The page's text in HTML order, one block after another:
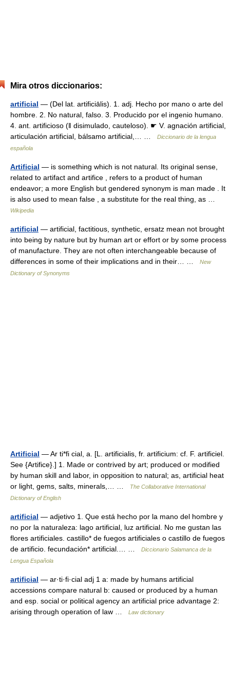
Mira otros diccionarios:
artificial — (Del lat. artificiālis). 1. adj. Hecho por mano o arte del
hombre. 2. No natural, falso. 3. Producido por el ingenio humano.
4. ant. artificioso (ǁ disimulado, cauteloso). ☛ V. agnación artificial,
articulación artificial, bálsamo artificial,… …
Diccionario de la lengua
española
Artificial — is something which is not natural. Its original sense,
related to artifact and artifice , refers to a product of human
endeavor; a more English but gendered synonym is man made . It
is also used to mean false , a substitute for the real thing, as …
Wikipedia
artificial — artificial, factitious, synthetic, ersatz mean not brought
into being by nature but by human art or effort or by some process
of manufacture. They are not often interchangeable because of
differences in some of their implications and in their… …
New
Dictionary of Synonyms
Artificial — Ar ti*fi cial, a. [L. artificialis, fr. artificium: cf. F. artificiel.
See {Artifice}.] 1. Made or contrived by art; produced or modified
by human skill and labor, in opposition to natural; as, artificial heat
or light, gems, salts, minerals,… …
The Collaborative International
Dictionary of English
artificial — adjetivo 1. Que está hecho por la mano del hombre y
no por la naturaleza: lago artificial, luz artificial. No me gustan las
flores artificiales. castillo* de fuegos artificiales o castillo de fuegos
de artificio. fecundación* artificial.… …
Diccionario Salamanca de la
Lengua Española
artificial — ar·ti·fi·cial adj 1 a: made by humans artificial
accessions compare natural b: caused or produced by a human
and esp. social or political agency an artificial price advantage 2:
arising through operation of law …
Law dictionary